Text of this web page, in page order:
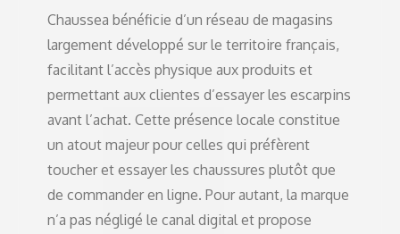
Chaussea bénéficie d’un réseau de magasins
largement développé sur le territoire français,
facilitant l’accès physique aux produits et
permettant aux clientes d’essayer les escarpins
avant l’achat. Cette présence locale constitue
un atout majeur pour celles qui préfèrent
toucher et essayer les chaussures plutôt que
de commander en ligne. Pour autant, la marque
n’a pas négligé le canal digital et propose